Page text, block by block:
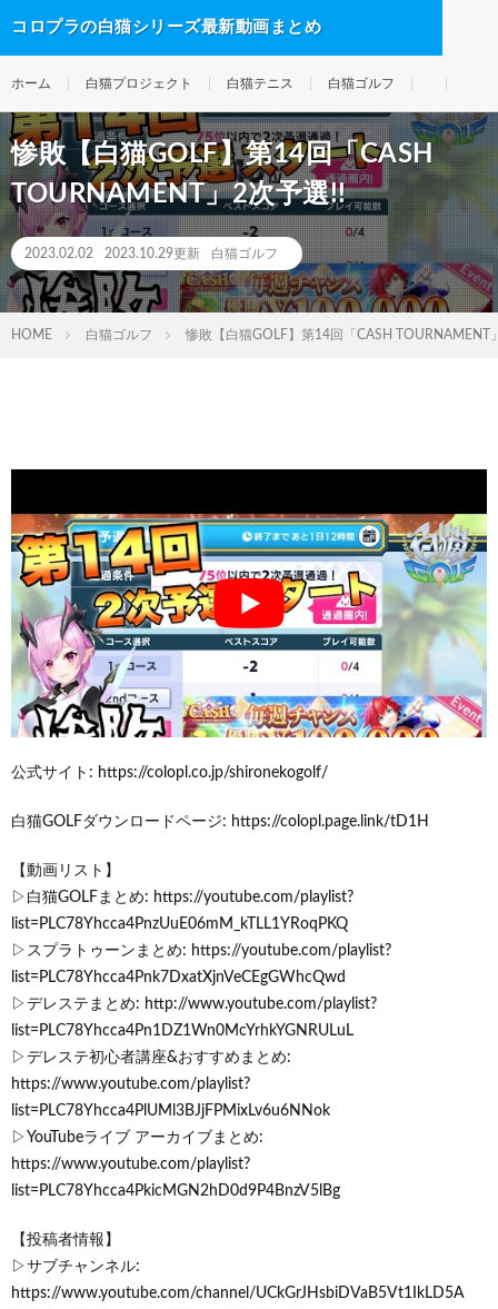
コロプラの白猫シリーズ最新動画まとめ
ホーム 白猫プロジェクト 白猫テニス 白猫ゴルフ
惨敗【白猫GOLF】第14回「CASH
TOURNAMENT」2次予選!!
2023.02.02 2023.10.29更新 白猫ゴルフ
HOME 白猫ゴルフ 惨敗【白猫GOLF】第14回「CASH TOURNAMENT
公式サイト: https://colopl.co.jp/shironekogolf/
白猫GOLFダウンロードページ: https://colopl.page.link/tD1H
【動画リスト】
▷白猫GOLFまとめ: https://youtube.com/playlist?
list=PLC78Yhcca4PnzUuE06mM_kTLL1YRoqPKQ
▷スプラトゥーンまとめ: https://youtube.com/playlist?
list=PLC78Yhcca4Pnk7DxatXjnVeCEgGWhcQwd
▷デレステまとめ: http://www.youtube.com/playlist?
list=PLC78Yhcca4Pn1DZ1Wn0McYrhkYGNRULuL
▷デレステ初心者講座&おすすめまとめ:
https://www.youtube.com/playlist?
list=PLC78Yhcca4PlUMl3BJjFPMixLv6u6NNok
▷YouTubeライブ アーカイブまとめ:
https://www.youtube.com/playlist?
list=PLC78Yhcca4PkicMGN2hD0d9P4BnzV5lBg
【投稿者情報】
▷サブチャンネル:
https://www.youtube.com/channel/UCkGrJHsbiDVaB5Vt1IkLD5A